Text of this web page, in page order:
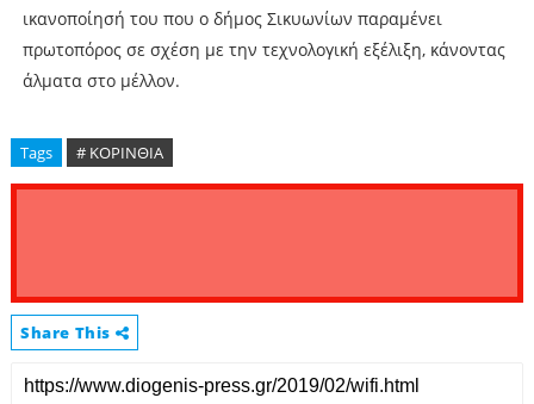
ικανοποίησή του που ο δήμος Σικυωνίων παραμένει
πρωτοπόρος σε σχέση με την τεχνολογική εξέλιξη, κάνοντας
άλματα στο μέλλον.
Tags # ΚΟΡΙΝΘΙΑ
Share This